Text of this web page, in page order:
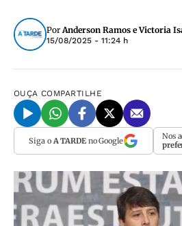
PorAnderson Ramos e Victoria
15/08/2025 - 11:24 h
OUÇA COMPARTILHE
Siga o A TARDEno Google Nos